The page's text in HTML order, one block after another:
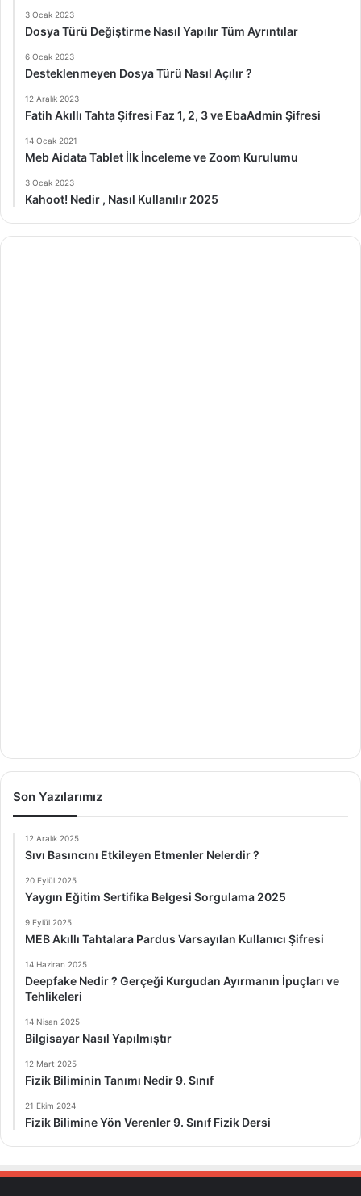
3 Ocak 2023
Dosya Türü Değiştirme Nasıl Yapılır Tüm Ayrıntılar
6 Ocak 2023
Desteklenmeyen Dosya Türü Nasıl Açılır ?
12 Aralık 2023
Fatih Akıllı Tahta Şifresi Faz 1, 2, 3 ve EbaAdmin Şifresi
14 Ocak 2021
Meb Aidata Tablet İlk İnceleme ve Zoom Kurulumu
3 Ocak 2023
Kahoot! Nedir , Nasıl Kullanılır 2025
Son Yazılarımız
12 Aralık 2025
Sıvı Basıncını Etkileyen Etmenler Nelerdir ?
20 Eylül 2025
Yaygın Eğitim Sertifika Belgesi Sorgulama 2025
9 Eylül 2025
MEB Akıllı Tahtalara Pardus Varsayılan Kullanıcı Şifresi
14 Haziran 2025
Deepfake Nedir ? Gerçeği Kurgudan Ayırmanın İpuçları ve
Tehlikeleri
14 Nisan 2025
Bilgisayar Nasıl Yapılmıştır
12 Mart 2025
Fizik Biliminin Tanımı Nedir 9. Sınıf
21 Ekim 2024
Fizik Bilimine Yön Verenler 9. Sınıf Fizik Dersi